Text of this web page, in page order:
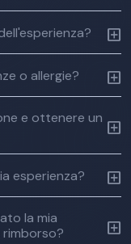
o allergie?
e ottenere un
esperienza?
la mia